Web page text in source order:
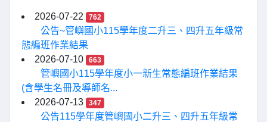
2026-07-22 762
公告~管嶼國小115學年度二升三、四升五年級常
態編班作業結果
2026-07-10
663
管嶼國小115學年度小一新生常態編班作業結果
(含學生名冊及導師名...
2026-07-13
347
公告115學年度管嶼國小二升三、四升五年級常